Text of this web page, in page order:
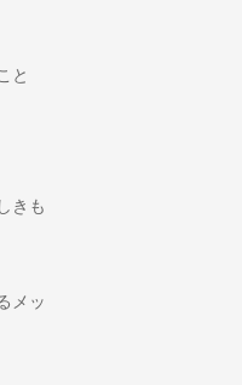
と
きも
メッ